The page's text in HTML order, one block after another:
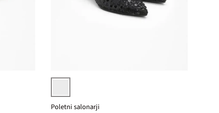
črna
Poletni salonarji